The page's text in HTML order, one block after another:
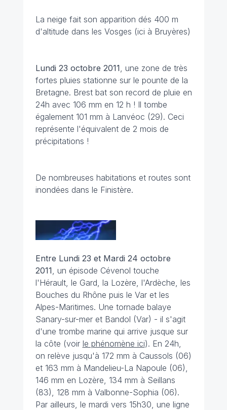
La neige fait son apparition dés 400 m
d'altitude dans les Vosges (ici à Bruyères)
Lundi 23 octobre 2011, une zone de très
fortes pluies stationne sur le pounte de la
Bretagne. Brest bat son record de pluie en
24h avec 106 mm en 12 h ! Il tombe
également 101 mm à Lanvéoc (29). Ceci
représente l'équivalent de 2 mois de
précipitations !
De nombreuses habitations et routes sont
inondées dans le Finistère.
Entre Lundi 23 et Mardi 24 octobre
2011, un épisode Cévenol touche
l'Hérault, le Gard, la Lozère, l'Ardèche, les
Bouches du Rhône puis le Var et les
Alpes-Maritimes. Une tornade balaye
Sanary-sur-mer et Bandol (Var) - il s'agit
d'une trombe marine qui arrive jusque sur
la côte (voir le phénomène ici). En 24h,
on relève jusqu'à 172 mm à Caussols (06)
et 163 mm à Mandelieu-La Napoule (06),
146 mm en Lozère, 134 mm à Seillans
(83), 128 mm à Valbonne-Sophia (06).
Par ailleurs, le mardi vers 15h30, une ligne